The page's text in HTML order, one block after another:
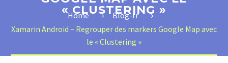
« CLUSTERING »
Home
Blog-fr
Xamarin Android – Regrouper des markers Google Map avec
le « Clustering »